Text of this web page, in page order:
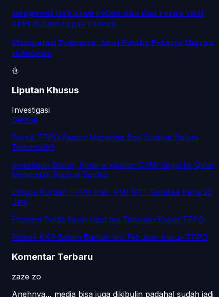
Mengawal Hak Asasi Pelaut Kita dan Peran Vital
SPPI di Laut Lepas Taiwan
Manipulasi Dokumen: Awal Petaka Pekerja Migran
Indonesia
Liputan Khusus
Investigasi
Semua
Borok TPPO Batam: Mengapa Bos Sindikat Belum
Tersentuh?
Investigasi Bocor, Keberangkatan CPMI Ilegal ke Qatar
Mendadak Batal di Soetta!
Diduga Korban TPPO Irak, PMI NTT Dipaksa Kerja 20
Jam
Propam Polda Kepri Usut Isu Tebusan Kasus TPPO
Polsek KKP Batam Bantah Isu Tebusan Kasus TPPO
Komentar Terbaru
zaze zo
Anehnya.., media bisa juga dikibulin padahal sudah jadi